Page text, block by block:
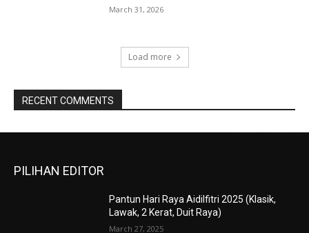
March 31, 2026
Load more
RECENT COMMENTS
PILIHAN EDITOR
Pantun Hari Raya Aidilfitri 2025 (Klasik,
Lawak, 2 Kerat, Duit Raya)
March 27, 2025